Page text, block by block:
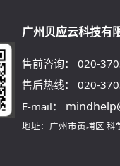
广州贝应云科技有
售前咨询： 020-
售后热线：
020-
E-mail：
地址：广州市黄埔区 科